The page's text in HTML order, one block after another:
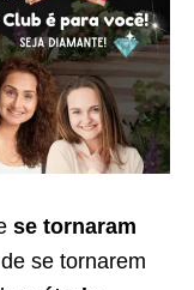
se tornaram
se tornarem